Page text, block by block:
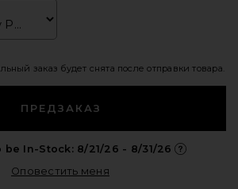
заказ будет снята после отправки товара.
ПРЕДЗАКАЗ
be In-Stock: 8/21/26 - 8/31/26
Оповестить меня